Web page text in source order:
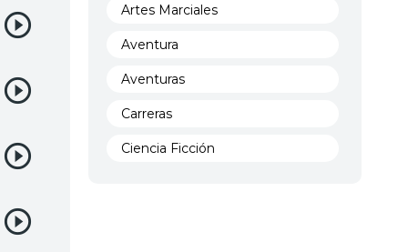
Artes Marciales
Aventura
Aventuras
Carreras
Ciencia Ficción